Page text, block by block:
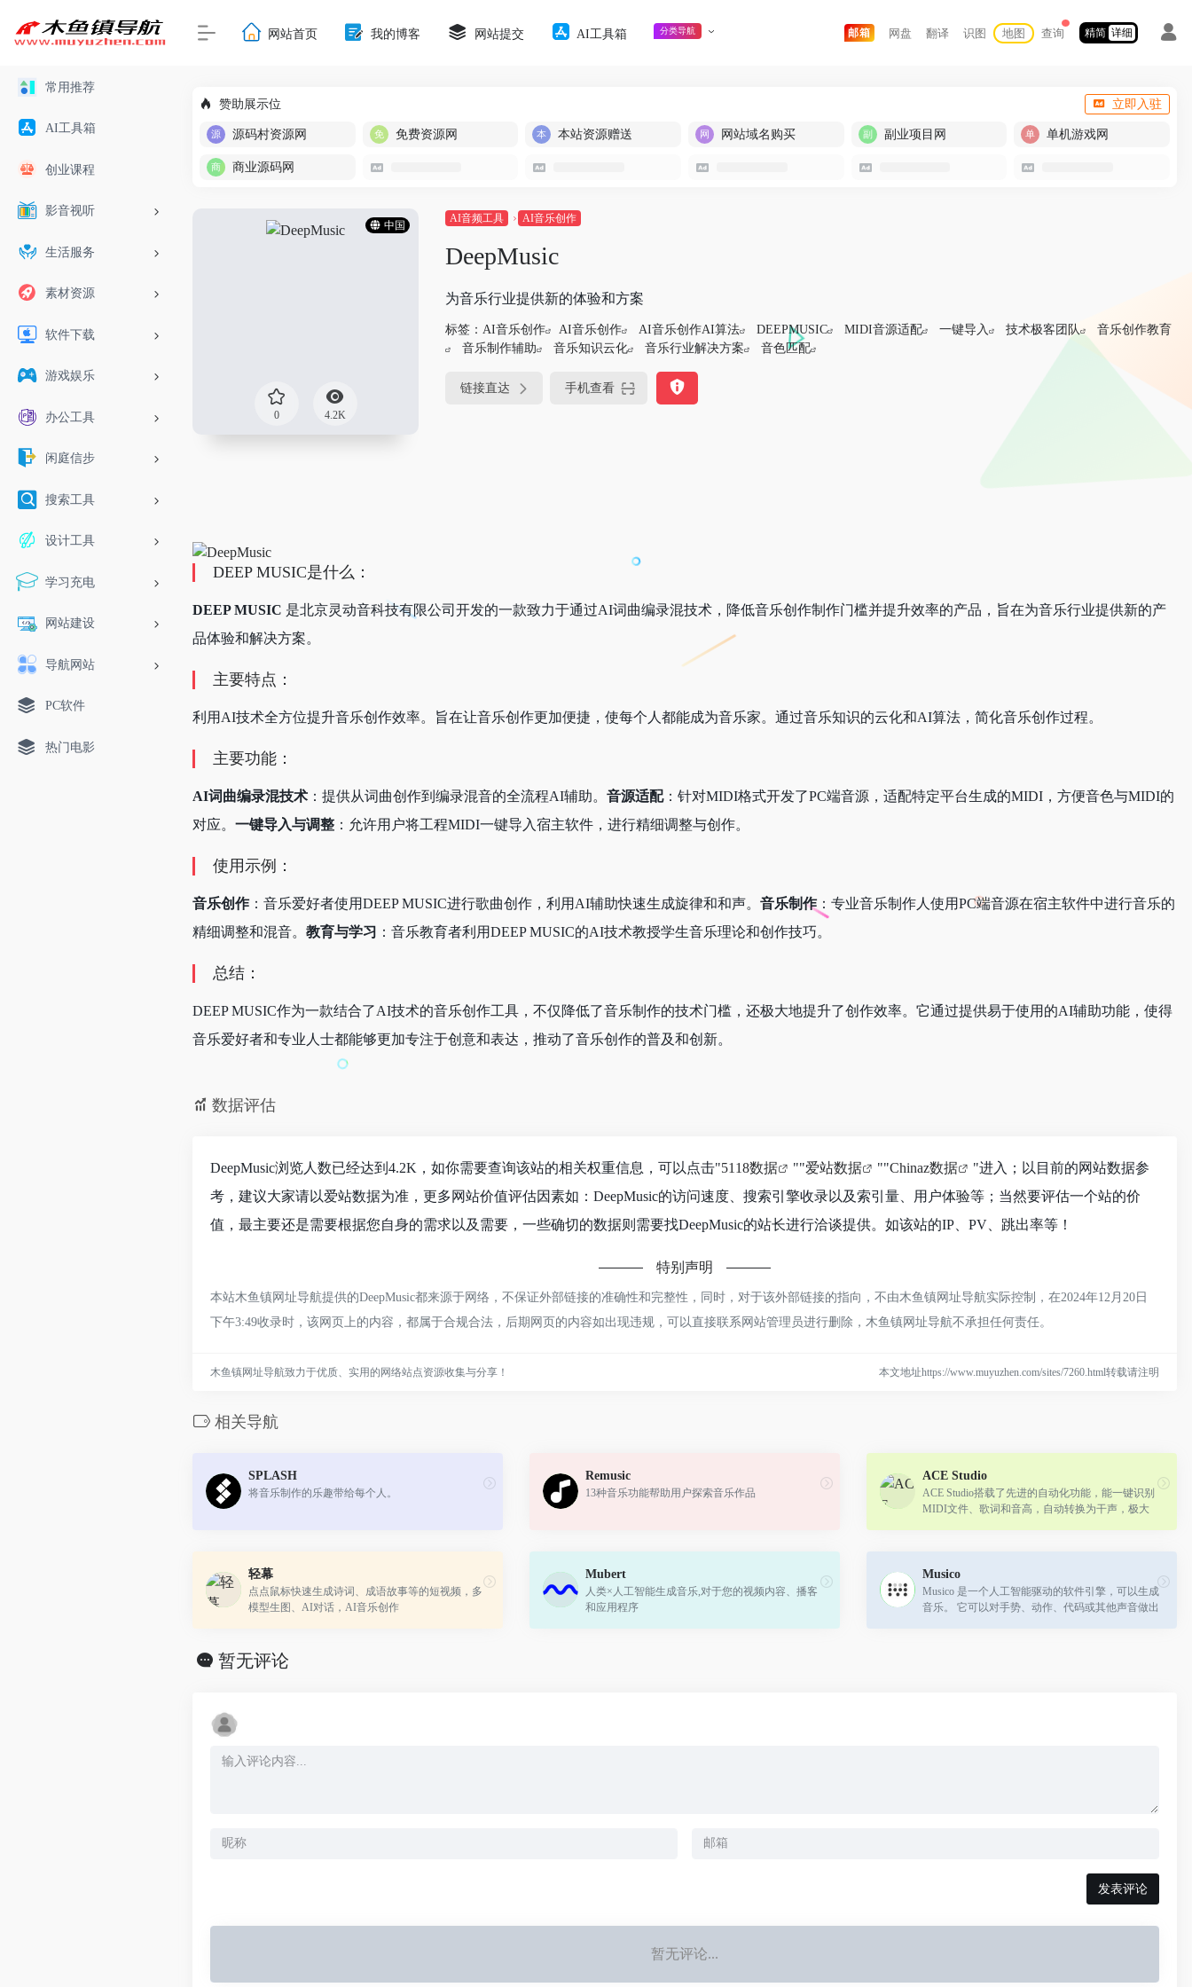
常用推荐
AI工具箱
创业课程
影音视听
生活服务
素材资源
软件下载
游戏娱乐
办公工具
闲庭信步
搜索工具
设计工具
学习充电
网站建设
导航网站
PC软件
热门电影
网站首页 我的博客 网站提交 AI工具箱 分类导航 邮箱 网盘 翻译 识图 地图 查询 精简 详细
赞助展示位 立即入驻
源码村资源网 免费资源网 本站资源赠送 网站域名购买 副业项目网 单机游戏网
商业源码网
中国
0 4.2K
AI音频工具 AI音乐创作
DeepMusic
为音乐行业提供新的体验和方案
标签： AI音乐创作 AI音乐创作 AI音乐创作AI算法 DEEPMUSIC MIDI音源适配 一键导入 技术极客团队
音乐创作教育
音乐制作辅助
音乐知识云化 音乐行业解决方案 音色匹配
链接直达 手机查看
DEEP MUSIC是什么：
DEEP MUSIC 是北京灵动音科技有限公司开发的一款致力于通过AI词曲编录混技术，降低音乐创作制作门槛并提升效率的产品，旨在为音乐行业提供新的产
品体验和解决方案。
主要特点：
利用AI技术全方位提升音乐创作效率。旨在让音乐创作更加便捷，使每个人都能成为音乐家。通过音乐知识的云化和AI算法，简化音乐创作过程。
主要功能：
AI词曲编录混技术 ：提供从词曲创作到编录混音的全流程AI辅助。 音源适配：针对MIDI格式开发了PC端音源，适配特定平台生成的MIDI，方便音色与MIDI的
对应。 一键导入与调整 ：允许用户将工程MIDI一键导入宿主软件，进行精细调整与创作。
使用示例：
音乐创作：音乐爱好者使用DEEP MUSIC进行歌曲创作，利用AI辅助快速生成旋律和和声。 音乐制作：专业音乐制作人使用PC端音源在宿主软件中进行音乐的
精细调整和混音。 教育与学习 ：音乐教育者利用DEEP MUSIC的AI技术教授学生音乐理论和创作技巧。
总结：
DEEP MUSIC作为一款结合了AI技术的音乐创作工具，不仅降低了音乐制作的技术门槛，还极大地提升了创作效率。它通过提供易于使用的AI辅助功能，使得
音乐爱好者和专业人士都能够更加专注于创意和表达，推动了音乐创作的普及和创新。
数据评估
DeepMusic浏览人数已经达到4.2K，如你需要查询该站的相关权重信息，可以点击"5118数据 ""爱站数据 ""Chinaz数据
"进入；以目前的网站数据参
考，建议大家请以爱站数据为准，更多网站价值评估因素如：DeepMusic的访问速度、搜索引擎收录以及索引量、用户体验等；当然要评估一个站的价
值，最主要还是需要根据您自身的需求以及需要，一些确切的数据则需要找DeepMusic的站长进行洽谈提供。如该站的IP、PV、跳出率等！
特别声明
本站木鱼镇网址导航提供的DeepMusic都来源于网络，不保证外部链接的准确性和完整性，同时，对于该外部链接的指向，不由木鱼镇网址导航实际控制，在2024年12月20日
下午3:49收录时，该网页上的内容，都属于合规合法，后期网页的内容如出现违规，可以直接联系网站管理员进行删除，木鱼镇网址导航不承担任何责任。
木鱼镇网址导航致力于优质、实用的网络站点资源收集与分享！ 本文地址https://www.muyuzhen.com/sites/7260.html转载请注明
相关导航
SPLASH
将音乐制作的乐趣带给每个人。
Remusic
13种音乐功能帮助用户探索音乐作品
ACE Studio
ACE Studio搭载了先进的自动化功能，能一键识别
MIDI文件、歌词和音高，自动转换为干声，极大
轻幕
点点鼠标快速生成诗词、成语故事等的短视频，多
模型生图、AI对话，AI音乐创作
Mubert
人类×人工智能生成音乐,对于您的视频内容、播客
和应用程序
Musico
Musico 是一个人工智能驱动的软件引擎，可以生成
音乐。 它可以对手势、动作、代码或其他声音做出
暂无评论
发表评论
暂无评论...